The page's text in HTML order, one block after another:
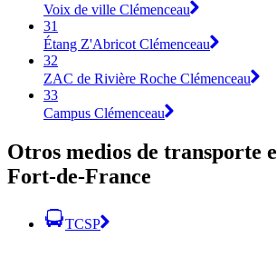
Voix de ville Clémenceau
31
Étang Z'Abricot Clémenceau
32
ZAC de Rivière Roche Clémenceau
33
Campus Clémenceau
Otros medios de transporte
Fort-de-France
TCSP